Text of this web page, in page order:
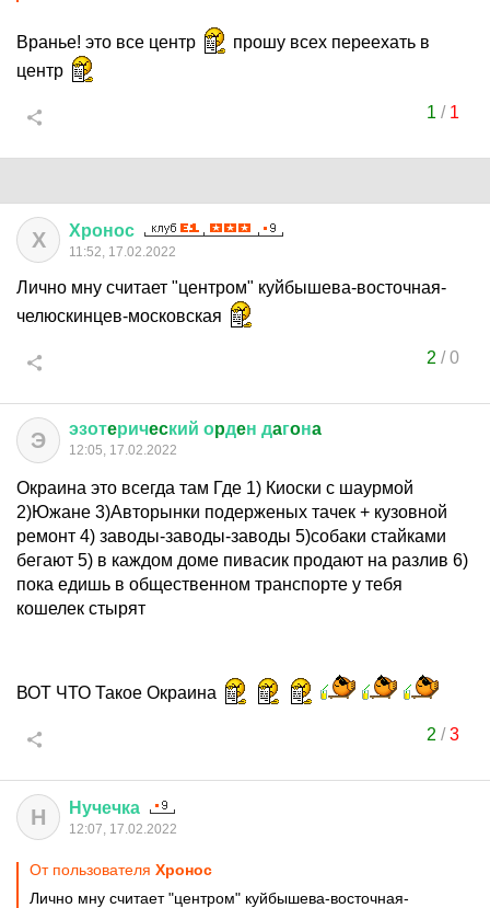
Вранье! это все центр
прошу всех переехать в
центр
1 / 1
Х Хронос
11:52, 17.02.2022
Лично мну считает "центром" куйбышева-восточная-
челюскинцев-московская
2 /0
Э эзотeричecкий оpдeн дaгoнa
12:05, 17.02.2022
Окраина это всегда там Где 1) Киоски с шаурмой
2)Южане 3)Авторынки подерженых тачек + кузовной
ремонт 4) заводы-заводы-заводы 5)собаки стайками
бегают 5) в каждом доме пивасик продают на разлив 6)
пока едишь в общественном транспорте у тебя
кошелек стырят
ВОТ ЧТО Такое Окраина
2 /3
Н Нучечка
12:07, 17.02.2022
От пользователя Хронос
Лично мну считает "центром" куйбышева-восточная-